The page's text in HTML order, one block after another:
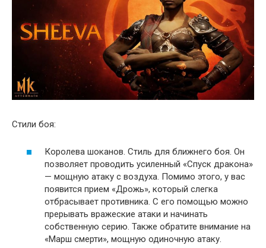
Стили боя:
Королева шоканов. Стиль для ближнего боя. Он
позволяет проводить усиленный «Спуск дракона»
— мощную атаку с воздуха. Помимо этого, у вас
появится прием «Дрожь», который слегка
отбрасывает противника. С его помощью можно
прерывать вражеские атаки и начинать
собственную серию. Также обратите внимание на
«Марш смерти», мощную одиночную атаку.